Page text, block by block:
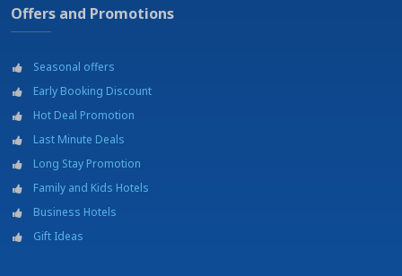
Offers and Promotions
Seasonal offers
Early Booking Discount
Hot Deal Promotion
Last Minute Deals
Long Stay Promotion
Family and Kids Hotels
Business Hotels
Gift Ideas